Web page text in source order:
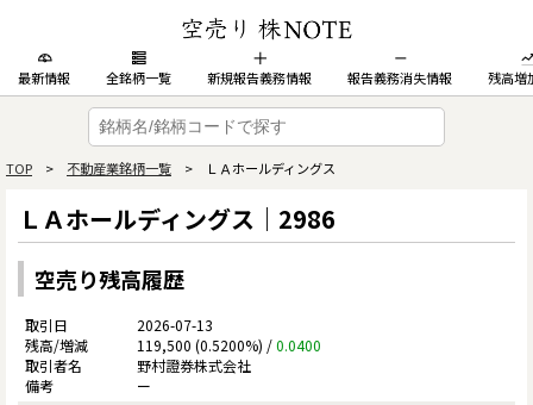
最新情報 全銘柄一覧 新規報告義務情報 報告義務消失情報 残高増
TOP > 不動産業銘柄一覧 > ＬＡホールディングス
ＬＡホールディングス｜2986
空売り残高履歴
2026-07-13
119,500 (0.5200%) /0.0400
野村證券株式会社
ー